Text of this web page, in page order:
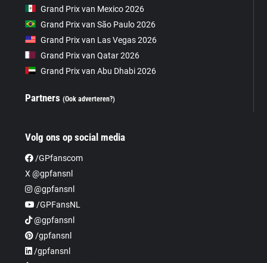
Grand Prix van Mexico 2026
Grand Prix van São Paulo 2026
Grand Prix van Las Vegas 2026
Grand Prix van Qatar 2026
Grand Prix van Abu Dhabi 2026
Partners(Ook adverteren?)
Volg ons op social media
/GPfanscom
X @gpfansnl
@gpfansnl
/GPFansNL
@gpfansnl
/gpfansnl
/gpfansnl